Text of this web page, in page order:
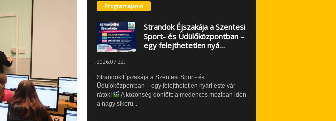
Programajánló
Strandok Éjszakája a Szentesi
Sport- és Üdülőközpontban –
egy felejthetetlen nyá…
2026.07.22.
Strandok Éjszakája a Szentesi Sport- és
Üdülőközpontban – egy felejthetetlen nyári este vár
rátok!
A közönség döntött: a medencés moziban idén
a nagy sikerű...